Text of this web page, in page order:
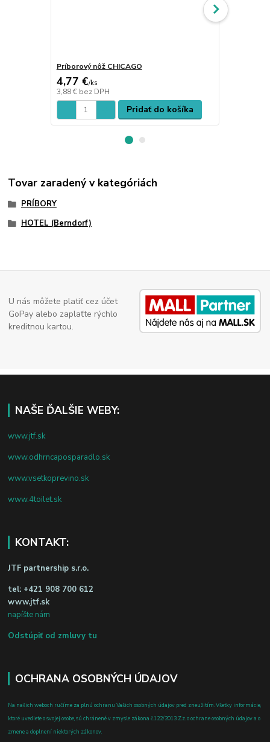
Príborový nôž CHICAGO
4,77 €/ks
3,88 € bez DPH
Pridať do košíka
Tovar zaradený v kategóriách
PRÍBORY
HOTEL (Berndorf)
U nás môžete platiť cez účet
GoPay alebo zaplaťte rýchlo
kreditnou kartou.
NAŠE ĎALŠIE WEBY:
www.jtf.sk
www.odhrncaposparadlo.sk
www.vsetkoprevino.sk
www.4toilet.sk
KONTAKT:
JTF partnership s.r.o.
tel: +421 908 700 612
www.jtf.sk
napíšte nám
Odstúpiť od zmluvy tu
OCHRANA OSOBNÝCH ÚDAJOV
Na našich weboch ručíme za plnú ochranu Vašich osobných údajov pred zneužitím. Všetky informácie,
ktoré uvediete o svojej osobe, sú chránené v zmysle zákona č.122/2013 Z.z. o ochrane osobných údajov a o
zmene a doplnení niektorých zákonov.